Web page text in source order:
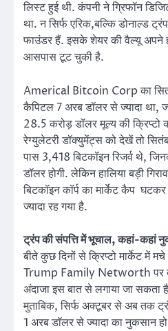
लिस्ट हुई थी. कंपनी ने ग्रिफॉन
था. न सिर्फ एरिक,बल्कि डोनाल्ड
फाउंडर हैं. इसके शेयर की वैल्यू अपने
आसपास टूट चुकी है.
Americal Bitcoin Corp का
कैपिटल 7 अरब डॉलर से ज्यादा
28.5 करोड़ डॉलर मूल्य की क्रिप्टो
रेग्युलेटरी डॉक्युमेंट्स को देखें तो
पास 3,418 बिटकॉइन रिजर्व थे,
डॉलर होगी. लेकिन हालिया बड़ी
बिटकॉइन कॉर्प का मार्केट कैप
ज्यादा रह गया है.
ट्रंप की संपत्ति में भूचाल, कहां-कहां
बीते कुछ दिनों से क्रिप्टो मार्केट में
Trump Family Networth पर
अंदाजा इस बात से लगाया जा सकता है
मुताबिक, सिर्फ अक्टूबर से अब तक
1 अरब डॉलर से ज्यादा का नुकसान